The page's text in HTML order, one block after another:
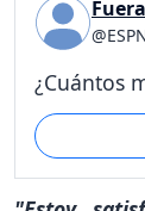
¿Cuántos